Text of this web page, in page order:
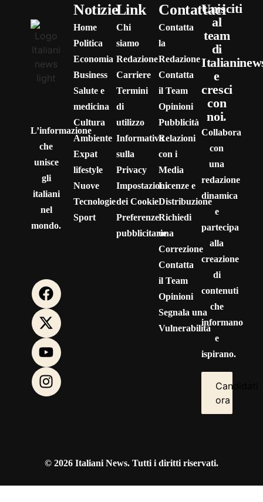
L’informazione
che
unisce
gli
italiani
nel
mondo.
Notizie
Home
Politica
Economia
Business
Salute e
medicina
Cultura
Ambiente
Expat
lifestyle
Nuove
Tecnologie
Sport
Link
Chi
siamo
Redazione
Carriere
Termini
di
utilizzo
Informativa
sulla
Privacy
Impostazioni
dei Cookie
Preferenze
pubblicitarie
Contattaci
Contatta
la
Redazione
Contatta
il Team
Opinioni
Pubblicità
Relazioni
con i
Media
Licenze e
Distribuzione
Richiedi
una
Correzione
Contatta
il Team
Opinioni
Segnala una
Vulnerabilità
Unisciti
al
team
di
e
cresci
con
noi.
Collabora
con
una
redazione
dinamica
e
partecipa
alla
creazione
di
contenuti
che
informano
e
ispirano.
Candidati
ora
© 2026 Italiani News. Tutti i diritti riservati.